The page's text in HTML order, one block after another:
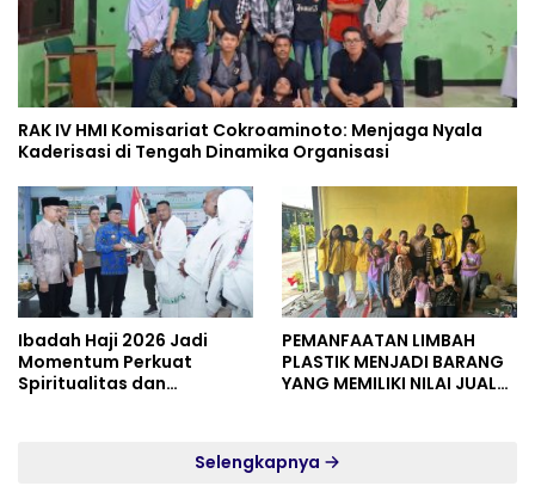
RAK IV HMI Komisariat Cokroaminoto: Menjaga Nyala
Kaderisasi di Tengah Dinamika Organisasi
Ibadah Haji 2026 Jadi
Momentum Perkuat
Spiritualitas dan
PEMANFAATAN LIMBAH
PLASTIK MENJADI BARANG
YANG MEMILIKI NILAI JUAL
Selengkapnya